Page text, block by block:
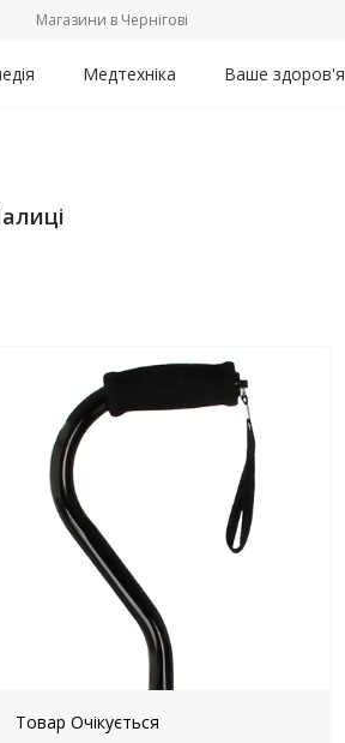
Магазини в Чернігові
Медтехніка Ваше здоров'я
Товар Очікується